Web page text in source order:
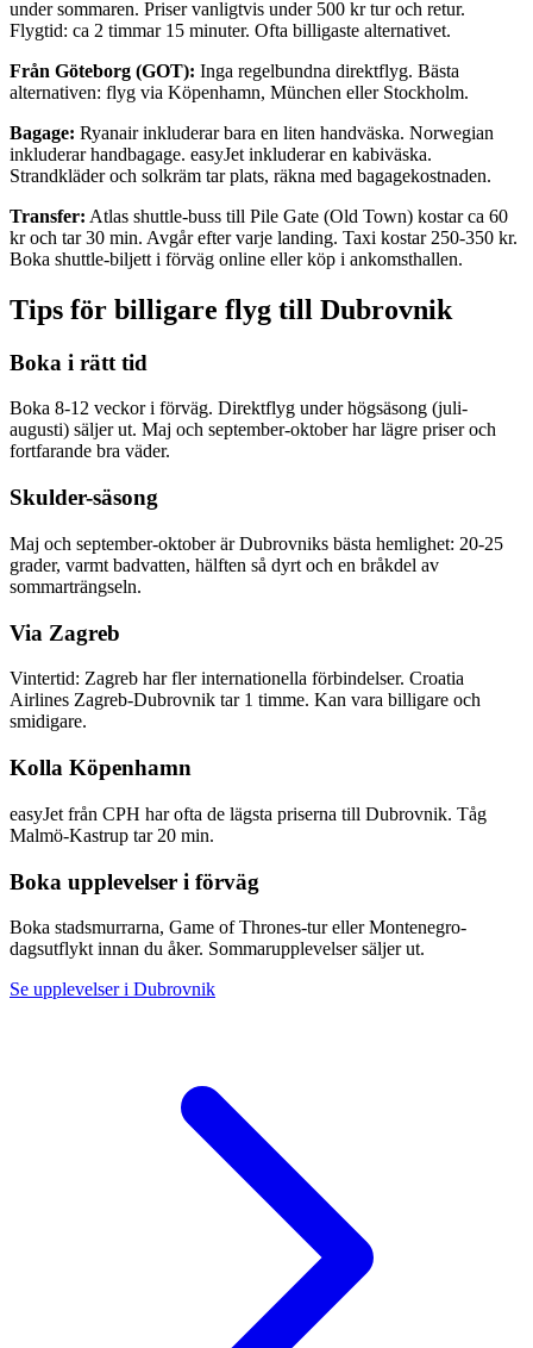
under sommaren. Priser vanligtvis under 500 kr tur och retur.
Flygtid: ca 2 timmar 15 minuter. Ofta billigaste alternativet.
Från Göteborg (GOT): Inga regelbundna direktflyg. Bästa
alternativen: flyg via Köpenhamn, München eller Stockholm.
Bagage: Ryanair inkluderar bara en liten handväska. Norwegian
inkluderar handbagage. easyJet inkluderar en kabiväska.
Strandkläder och solkräm tar plats, räkna med bagagekostnaden.
Transfer: Atlas shuttle-buss till Pile Gate (Old Town) kostar ca 60
kr och tar 30 min. Avgår efter varje landing. Taxi kostar 250-350 kr.
Boka shuttle-biljett i förväg online eller köp i ankomsthallen.
Tips för billigare flyg till Dubrovnik
Boka i rätt tid
Boka 8-12 veckor i förväg. Direktflyg under högsäsong (juli-
augusti) säljer ut. Maj och september-oktober har lägre priser och
fortfarande bra väder.
Skulder-säsong
Maj och september-oktober är Dubrovniks bästa hemlighet: 20-25
grader, varmt badvatten, hälften så dyrt och en bråkdel av
sommarträngseln.
Via Zagreb
Vintertid: Zagreb har fler internationella förbindelser. Croatia
Airlines Zagreb-Dubrovnik tar 1 timme. Kan vara billigare och
smidigare.
Kolla Köpenhamn
easyJet från CPH har ofta de lägsta priserna till Dubrovnik. Tåg
Malmö-Kastrup tar 20 min.
Boka upplevelser i förväg
Boka stadsmurrarna, Game of Thrones-tur eller Montenegro-
dagsutflykt innan du åker. Sommarupplevelser säljer ut.
Se upplevelser i Dubrovnik